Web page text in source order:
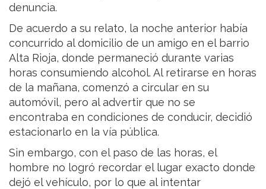
denuncia.
De acuerdo a su relato, la noche anterior había
concurrido al domicilio de un amigo en el barrio
Alta Rioja, donde permaneció durante varias
horas consumiendo alcohol. Al retirarse en horas
de la mañana, comenzó a circular en su
automóvil, pero al advertir que no se
encontraba en condiciones de conducir, decidió
estacionarlo en la vía pública.
Sin embargo, con el paso de las horas, el
hombre no logró recordar el lugar exacto donde
dejó el vehículo, por lo que al intentar